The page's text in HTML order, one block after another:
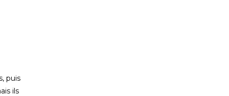
puis
ils